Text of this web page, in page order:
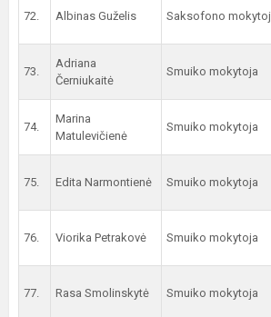
72. Albinas Guželis Saksofono
73.
Adriana
Černiukaitė
Smuiko mokytoja
74.
Marina
Matulevičienė
Smuiko mokytoja
75. Edita Narmontienė Smuiko mokytoja
76. Viorika Petrakovė Smuiko mokytoja
77. Rasa Smolinskytė Smuiko mokytoja